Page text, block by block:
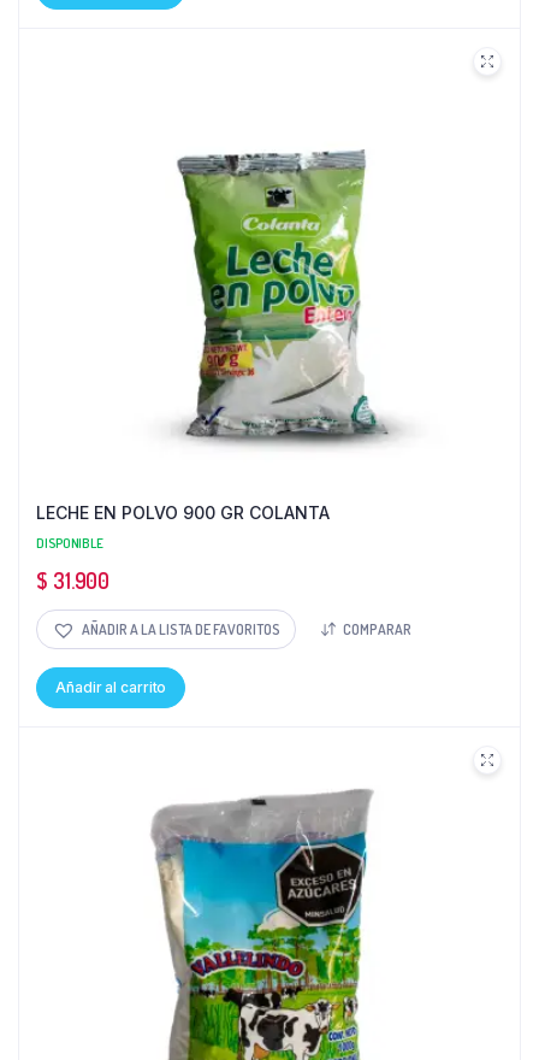
LECHE EN POLVO 900 GR COLANTA
DISPONIBLE
$ 31.900
AÑADIR A LA LISTA DE FAVORITOS COMPARAR
Añadir al carrito